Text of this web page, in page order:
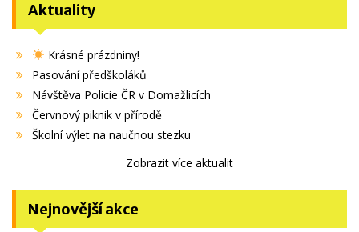
Aktuality
Krásné prázdniny!
Pasování předškoláků
Návštěva Policie ČR v Domažlicích
Červnový piknik v přírodě
Školní výlet na naučnou stezku
Zobrazit více aktualit
Nejnovější akce